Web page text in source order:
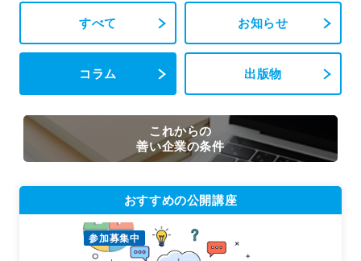
すべて お知らせ
コラム 出版物
これからの
善い企業の条件
おすすめの公開講座
参加募集中